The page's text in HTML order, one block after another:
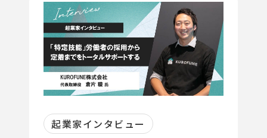
起業家インタビュー